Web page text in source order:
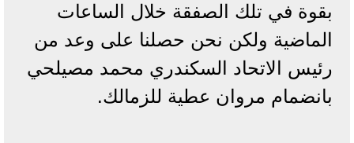
بقوة في تلك الصفقة خلال الساعات
الماضية ولكن نحن حصلنا على وعد من
رئيس الاتحاد السكندري محمد مصيلحي
بانضمام مروان عطية للزمالك.